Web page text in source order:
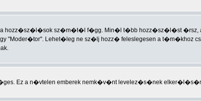
hozz�sz�l�sok sz�m�t�l f�gg. Min�l t�bb hozz�sz�l�st �rsz,
Lehet�leg ne sz�lj hozz� feleslegesen a t�m�khoz
Ez a n�vtelen emberek nemk�v�nt levelez�s�nek